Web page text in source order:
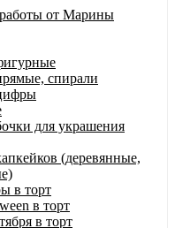
от Марины
спирали
для украшения
(деревянные,
в торт
в торт
в торт